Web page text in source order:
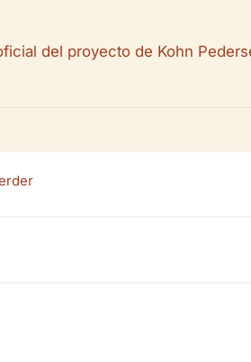
del proyecto de Kohn